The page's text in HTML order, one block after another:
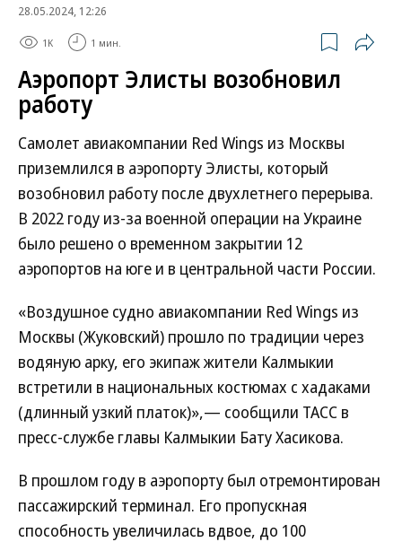
28.05.2024, 12:26
1K 1 мин.
Аэропорт Элисты возобновил
работу
Самолет авиакомпании Red Wings из Москвы
приземлился в аэропорту Элисты, который
возобновил работу после двухлетнего перерыва.
В 2022 году из-за военной операции на Украине
было решено о временном закрытии 12
аэропортов на юге и в центральной части России.
«Воздушное судно авиакомпании Red Wings из
Москвы (Жуковский) прошло по традиции через
водяную арку, его экипаж жители Калмыкии
встретили в национальных костюмах с хадаками
(длинный узкий платок)»,— сообщили ТАСС в
пресс-службе главы Калмыкии Бату Хасикова.
В прошлом году в аэропорту был отремонтирован
пассажирский терминал. Его пропускная
способность увеличилась вдвое, до 100